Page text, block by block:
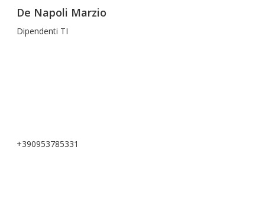
De Napoli Marzio
Dipendenti TI
+390953785331